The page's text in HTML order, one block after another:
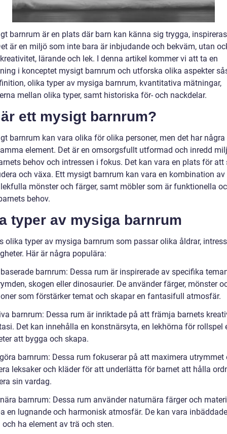
barnrum är en plats där barn kan känna sig trygga,
är en miljö som inte bara är inbjudande och bekväm, utan
lärande och lek. I denna artikel kommer vi att ta en
i konceptet mysigt barnrum och utforska olika aspekter
olika typer av mysiga barnrum, kvantitativa mätningar,
mellan olika typer, samt historiska för- och nackdelar.
ett mysigt barnrum?
barnrum kan vara olika för olika personer, men det har några
element. Det är en omsorgsfullt utformad och inredd
behov och intressen i fokus. Det kan vara en plats för att
och växa. Ett mysigt barnrum kan vara en kombination
mönster och färger, samt möbler som är funktionella
behov.
typer av mysiga barnrum
olika typer av mysiga barnrum som passar olika åldrar,
Här är några populära:
barnrum: Dessa rum är inspirerade av specifika
skogen eller dinosaurier. De använder färger, mönster
som förstärker temat och skapar en fantasifull atmosfär.
barnrum: Dessa rum är inriktade på att främja barnets
Det kan innehålla en konstnärsyta, en lekhörna för rollspel
att bygga och skapa.
barnrum: Dessa rum fokuserar på att maximera utrymmet
leksaker och kläder för att underlätta för barnet att hålla
sin vardag.
barnrum: Dessa rum använder naturnära färger och
en lugnande och harmonisk atmosfär. De kan vara
och ha element av trä och sten.